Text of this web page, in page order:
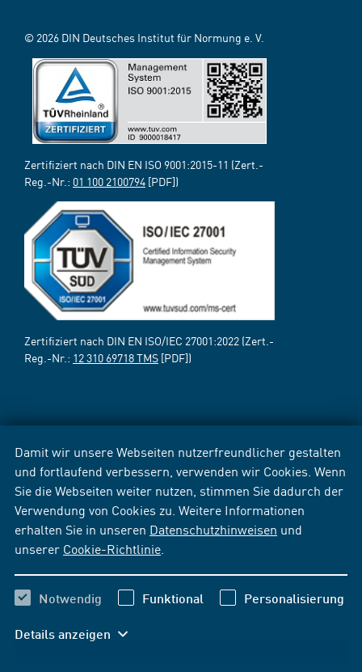
Damit wir unsere Webseiten nutzerfreundlicher gestalten
und fortlaufend verbessern, verwenden wir Cookies. Wenn
Sie die Webseiten weiter nutzen, stimmen Sie dadurch der
Verwendung von Cookies zu. Weitere Informationen
erhalten Sie in unseren Datenschutzhinweisen und
unserer Cookie-Richtlinie
Notwendig Funktional Personalisierung
Details anzeigen
© 2026 DIN Deutsches Institut für Normung e. V.
Zertifiziert nach DIN EN ISO 9001:2015-11 (Zert.-
Reg.-Nr.: 01 100 2100794 [PDF])
Zertifiziert nach DIN EN ISO/IEC 27001:2022 (Zert.-
Reg.-Nr.: 12 310 69718 TMS [PDF])